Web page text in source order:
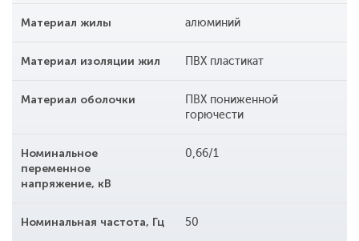
Материал жилы алюминий
Материал изоляции жил ПВХ пластикат
Материал оболочки
ПВХ пониженной
горючести
Номинальное
переменное
напряжение, кВ
0,66/1
Номинальная частота, Гц 50